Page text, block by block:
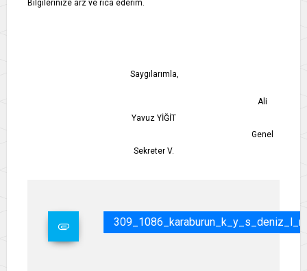
Bilgilerinize arz ve rica ederim.
Saygılarımla,
Ali
Yavuz YİĞİT
Genel
Sekreter V.